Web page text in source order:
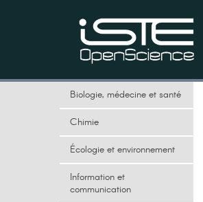
Biologie, médecine et santé
Chimie
Écologie et environnement
Information et
communication